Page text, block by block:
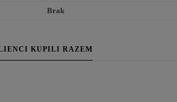
Brak
KUPILI RAZEM